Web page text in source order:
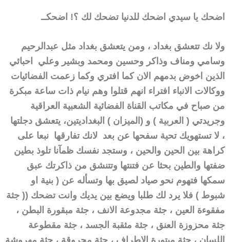
اضحك يا سيدي اضحك للدنيا تضحك لك ؟! اضحكــ
ولا نك تتعشق بغداد ، ومن يتعشق بغداد مثل عبدالرحيم
وسامي ومناف وذاكر وحسين ومحمد وبشير وعلي احبائي
الذين اخوض بدمهم الان كما افتري وكما زعمت الفضائيات
ووكالات الانباء افتراء انهم قتلوا وهم نيام ذات ساعة مبكرة
من صباح في مكاتب القناة الفضائية الشعبية العراقية
وجريدتي ( العربية ) و (الميزان ) البغداديتين، يتعشق دجلتها
، لا تستهويك تحية سفحها عن بعد لانك تفارقها نبعا على
كراهة بين الحين والحين ، وستجد نفسك ظمآنا تلوذ بطين
ضفتها والطين بحثا عن فتنتها وتتنشق من ذاكرتك عبق
سمكها فتهوم نحو صياد لصيق بها وتسأله عن ( بنية او
شبوط ) فلا يرد لك طلبا ويضع بين يديك وانت تضحك (( جثة
مفقوءة العين ، جثة مجدوعة الانف ، جثة مبقورة البطن ،
جثة محزوزة العنق ، جثة مثقبة الجسد ، جثة مقطوعة